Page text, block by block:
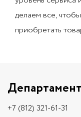
делаем все,
приобретать
+7 (812) 321-61-31